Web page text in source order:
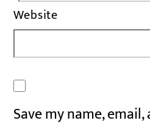
Website
Save my name,